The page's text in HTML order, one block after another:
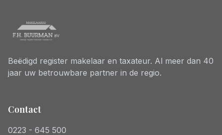
Beëdigd register makelaar en taxateur. Al meer dan 40
jaar uw betrouwbare partner in de regio.
Contact
0223 - 645 500